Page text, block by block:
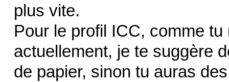
plus vite.
Pour le profil ICC, comme
actuellement, je te suggère
de papier, sinon tu auras